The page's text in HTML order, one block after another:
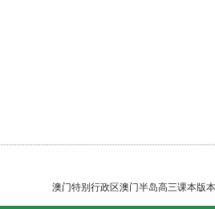
澳门特别行政区澳门半岛高三课本版本